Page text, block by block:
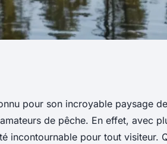
de
pour son incroyable paysage
de pêche. En effet, avec
incontournable pour tout visiteur.